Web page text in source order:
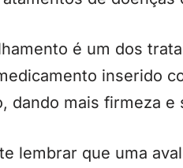
é um dos
inserido
dando mais firmeza e
lembrar que uma